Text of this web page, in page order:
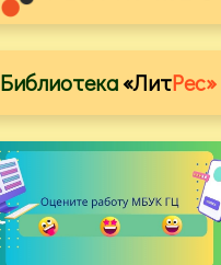
Библиотека«ЛитРес»